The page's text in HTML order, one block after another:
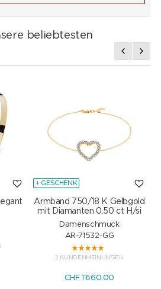
beliebtesten
+ GESCHENK
Armband 750/18 K Gelbgold
mit Diamanten 0.50 ct H/si
Damenschmuck
AR-71532-GG
2 KUNDENMEINUNGEN
CHF 1'660.00